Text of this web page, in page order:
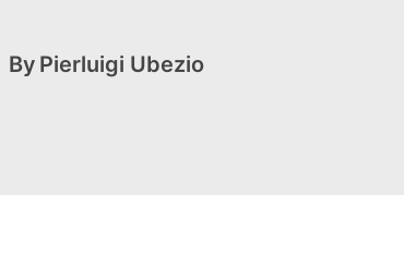
By Pierluigi Ubezio